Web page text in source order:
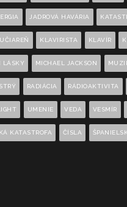
JADROVÁ HAVÁRIA
KLAVIRISTA KLAVÍR
LÁSKY MICHAEL JACKSON
RADIÁCIA RÁDIOAKTIVITA
UMENIE VEDA VESMÍR
KATASTROFA ČÍSLA